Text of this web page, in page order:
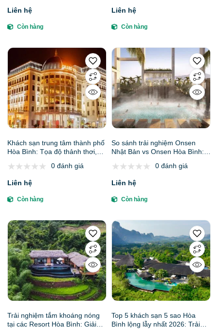
Liên hệ
Còn hàng
Liên hệ
Còn hàng
Khách sạn trung tâm thành phố
Hòa Bình: Tọa độ thảnh thơi,
0 đánh giá
Liên hệ
Còn hàng
So sánh trải nghiệm Onsen
Nhật Bản vs Onsen Hòa Bình:
lẫy
0 đánh giá
Liên hệ
Còn hàng
Trải nghiệm tắm khoáng nóng
tại các Resort Hòa Bình: Giải
Top 5 khách sạn 5 sao Hòa
Bình lộng lẫy nhất 2026: Trải